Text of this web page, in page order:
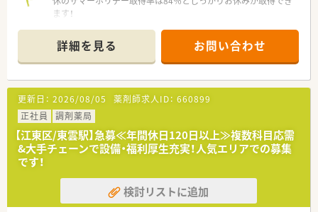
ます！
【店舗情報と応需状況について】
■木場駅から徒歩で3分ほどとアクセス良好な立地にあるため、
毎日の通勤負担を大幅に軽減できる便利な環境です。
■多岐にわたる科目の処方箋を応需しています。
■居宅での在宅医療業務にも対応しており、地域に密着した医療
貢献を肌で感じながらスキルを磨ける職場です。
【求人情報について】
■正社員として年収480万円から600万円まで相談可能であり、
経験や役職に応じて適切な評価と給与が提示されます。
や夏期・冬期休暇などプライベートを大切にできます。
■残業時間は月平均3.8時間と非常に少なく、残業代も15分単位
で支給されるため、メリハリのある働き方が可能です。
詳細を見る お問い合わせ
更新日： 2026/08/05 薬剤師求人ID： 660899
正社員
調剤薬局
【江東区/東雲駅】急募≪年間休日120日以上≫複数科目応需
&大手チェーンで設備・福利厚生充実！人気エリアでの募集
です！
検討リストに追加